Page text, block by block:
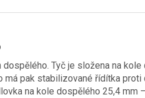
Tyč je složena na
má pak stabilizované řídítka
na kole dospělého 25,4 mm